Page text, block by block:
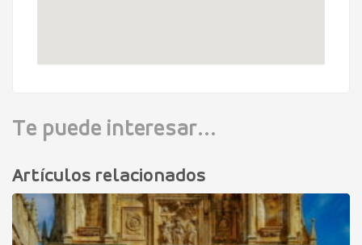
Te puede interesar...
Artículos relacionados